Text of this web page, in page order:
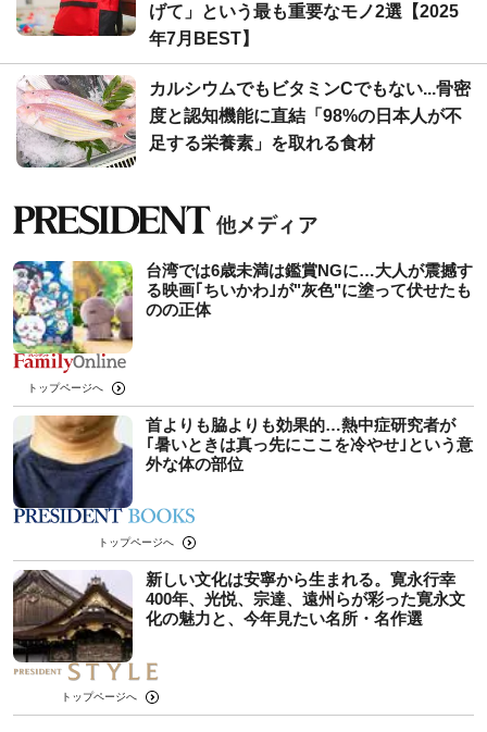
げて」という最も重要なモノ2選【2025
年7月BEST】
カルシウムでもビタミンCでもない...骨密
度と認知機能に直結「98%の日本人が不
足する栄養素」を取れる食材
台湾では6歳未満は鑑賞NGに…大人が震撼す
る映画｢ちいかわ｣が"灰色"に塗って伏せたも
のの正体
トップページへ
首よりも脇よりも効果的…熱中症研究者が
｢暑いときは真っ先にここを冷やせ｣という意
外な体の部位
トップページへ
新しい文化は安寧から生まれる。寛永行幸
400年、光悦、宗達、遠州らが彩った寛永文
化の魅力と、今年見たい名所・名作選
トップページへ